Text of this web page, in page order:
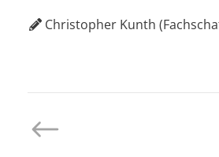
Christopher Kunth